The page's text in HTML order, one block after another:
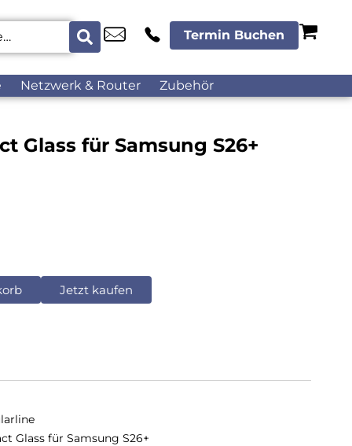
Termin Buchen
Netzwerk & Router Zubehör
Glass für Samsung S26+
Jetzt kaufen
Glass für Samsung S26+